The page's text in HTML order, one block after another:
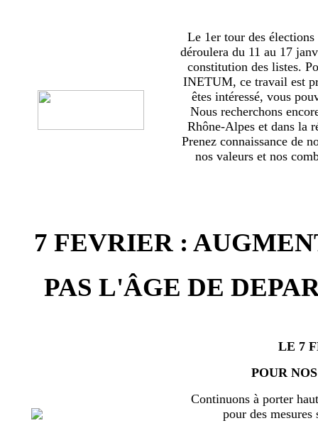
Le 1er tour des
déroulera du 11 au 17
constitution des listes.
INETUM, ce travail est
êtes intéressé, vous
Nous recherchons
Rhône-Alpes et dans la
Prenez connaissance de
nos valeurs et nos
7 FEVRIER :
PAS L'ÂGE DE
LE 7
POUR
Continuons à porter
pour des